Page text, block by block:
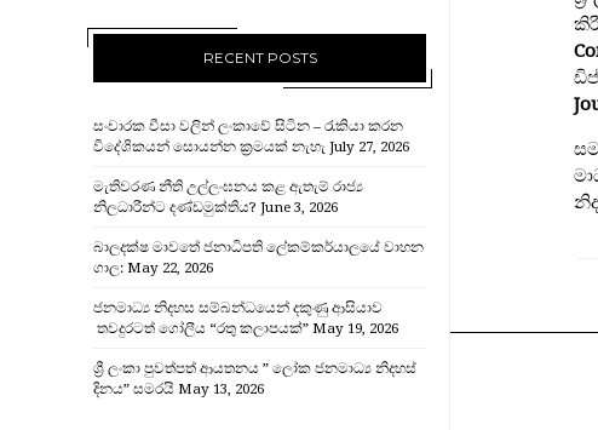
RECENT POSTS
සංචාරක වීසා වලින් ලංකාවේ සිටින – රැකියා කරන
විදේශිකයන් සොයන්න ක්‍රමයක් නැහැ July 27, 2026
මැතිවරණ නීති උල්ලංඝනය කළ ඇතැම් රාජ්‍ය
නිලධාරීන්ට දණ්ඩමුක්තිය? June 3, 2026
බාලදක්ෂ මාවතේ ජනාධිපති ලේකම්කර්යාලයේ වාහන
ගාල: May 22, 2026
ජනමාධ්‍ය නිදහස සම්බන්ධයෙන් දකුණු ආසියාව
තවදුරටත් ගෝලීය “රතු කලාපයක්” May 19, 2026
ශ්‍රී ලංකා පුවත්පත් ආයතනය ” ලෝක ජනමාධ්‍ය නිදහස්
දිනය” සමරයි May 13, 2026